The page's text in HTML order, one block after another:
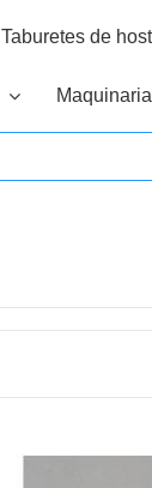
Taburetes de